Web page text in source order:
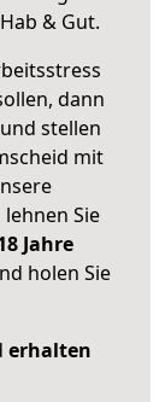
& Gut.
dann
stellen
mit
Sie
Jahre
holen Sie
erhalten